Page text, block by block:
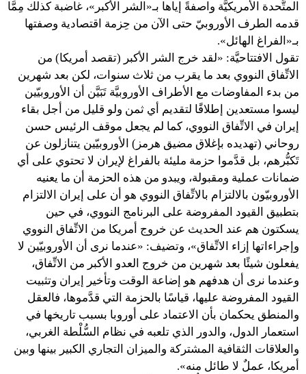
المتَّحدة الأمريكيَّة واصفةً إياها بـ«الشر الأكبر»، غاضبة كذلك مِمَّا
قدمه الطرف الأوروبيّ حتى الآن من حِزمة اقتصادية وصفتها
بـ«الفراغ الهائل».
تقول الافتتاحيَّة: «لقد خرج الشر الأكبر (تقصد أمريكا) من
الاتِّفاق النووي بعد ما يقرب من ثلاث سنوات، لكن بعد شهرين
من بدء المفاوضات مع الأطراف الأوروبيَّة تَبَيَّن أن الأوروبيّين
ليسوا مستعدين إطلاقًا لتقديم أي ثمن ولو قليل من أجل بقاء
إيران في الاتِّفاق النووي، كما لم يجعل موقف الرئيس حسن
روحاني (تهديده بإغلاق مضيق هرمز) الأوروبيّين يتنازلون عن
تَكبُّرهم، بل قدَّموا حزمة مليئة بالفراغ لإيران لا تحتوي على أي
ضمانات عملية ومقبولة، ويبدو من هذه الحزمة أن ما يعنيه
الأوروبيّون بالالتزام بالاتِّفاق النووي هو أن على إيران الالتزام
بتطبيق القيود المفروضة على البرنامج النووي، في حين
يسكتون هم عند الحديث عن خروج أمريكا من الاتِّفاق النووي
وإجراءاتها إزاء الاتِّفاق»، وتضيف: «عندما نرى أن الأوروبيّين لا
يفعلون شيئًا بعد شهرين من خروج العدو الأكبر من الاتِّفاق،
وعندما نرى أن هدفهم هو إضاعة الوقت وتأخير إيران وتثبيت
القيود المفروضة عليها، قياسًا بالحزمة التي قدَّموها، فالعقل
والمنطق يحكمان بأن الاعتماد على أوروبا بسبب تاريخها في
استعمار الدول، والدور الذي تلعبه في نظام السُّلْطة الغربي،
والعلاقات الثقافية المشتركة والميزان التجاري الكبير بينها وبين
أمريكا، عملٌ لا طائل منه».